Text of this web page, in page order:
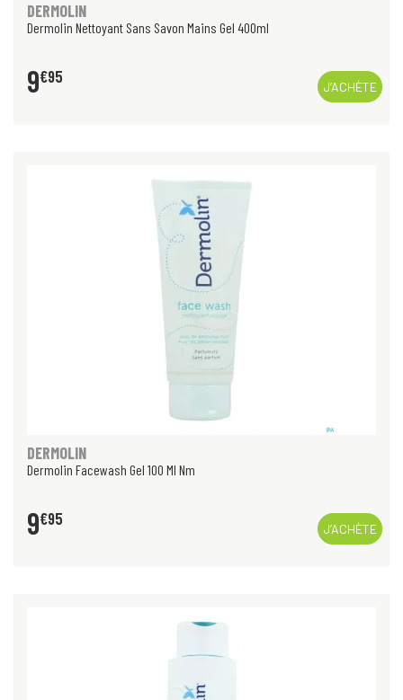
DERMOLIN
Dermolin Nettoyant Sans Savon Mains Gel 400ml
9€95
J’ACHÈTE
DERMOLIN
Dermolin Facewash Gel 100 Ml Nm
9€95
J’ACHÈTE